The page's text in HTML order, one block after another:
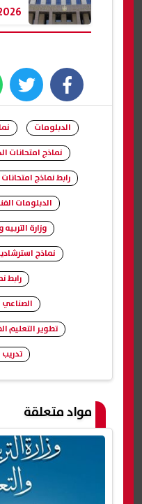
2026 وتقييم
facebook
الدبلومات
نماذج امتحانات الدبلومات
رابط نماذج امتحانات
الدبلومات الفنية
وزارة التربيه
نماذج
رابط
الصناعي
تطوير التعليم
تدريب
مواد متعلقة